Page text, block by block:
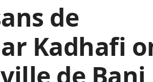
de
Kadhafi